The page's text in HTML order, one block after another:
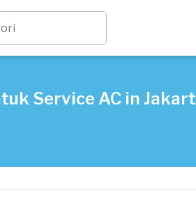
Service AC in